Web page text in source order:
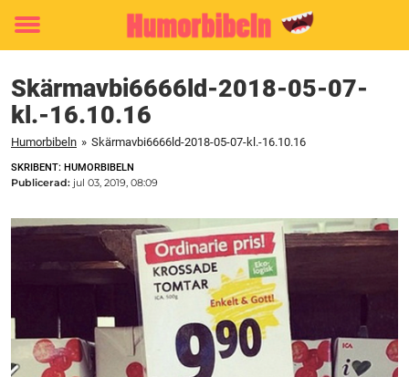
Toggle
Skärmavbi6666ld-2018-05-07-
kl.-16.10.16
Humorbibeln » Skärmavbi6666ld-2018-05-07-kl.-16.10.16
SKRIBENT: HUMORBIBELN
Publicerad: jul 03, 2019, 08:09